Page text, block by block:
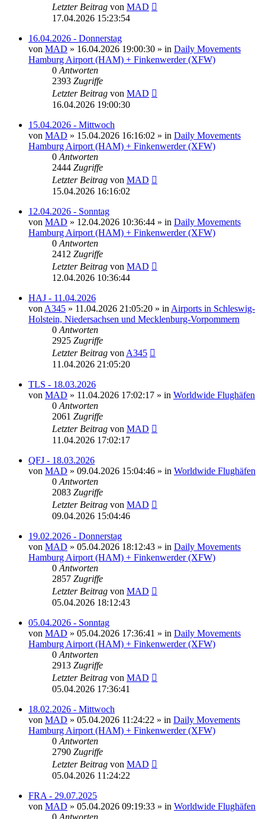
Letzter Beitrag von MAD
17.04.2026 15:23:54
16.04.2026 - Donnerstag
von MAD » 16.04.2026 19:00:30 » in Daily Movements
Hamburg Airport (HAM) + Finkenwerder (XFW)
0 Antworten
2393 Zugriffe
Letzter Beitrag von MAD
16.04.2026 19:00:30
15.04.2026 - Mittwoch
von MAD » 15.04.2026 16:16:02 » in Daily Movements
Hamburg Airport (HAM) + Finkenwerder (XFW)
0 Antworten
2444 Zugriffe
Letzter Beitrag von MAD
15.04.2026 16:16:02
12.04.2026 - Sonntag
von MAD » 12.04.2026 10:36:44 » in Daily Movements
Hamburg Airport (HAM) + Finkenwerder (XFW)
0 Antworten
2412 Zugriffe
Letzter Beitrag von MAD
12.04.2026 10:36:44
HAJ - 11.04.2026
von A345 » 11.04.2026 21:05:20 » in Airports in Schleswig-
Holstein, Niedersachsen und Mecklenburg-Vorpommern
0 Antworten
2925 Zugriffe
Letzter Beitrag von A345
11.04.2026 21:05:20
TLS - 18.03.2026
von MAD » 11.04.2026 17:02:17 » in Worldwide Flughäfen
0 Antworten
2061 Zugriffe
Letzter Beitrag von MAD
11.04.2026 17:02:17
QFJ - 18.03.2026
von MAD » 09.04.2026 15:04:46 » in Worldwide Flughäfen
0 Antworten
2083 Zugriffe
Letzter Beitrag von MAD
09.04.2026 15:04:46
19.02.2026 - Donnerstag
von MAD » 05.04.2026 18:12:43 » in Daily Movements
Hamburg Airport (HAM) + Finkenwerder (XFW)
0 Antworten
2857 Zugriffe
Letzter Beitrag von MAD
05.04.2026 18:12:43
05.04.2026 - Sonntag
von MAD » 05.04.2026 17:36:41 » in Daily Movements
Hamburg Airport (HAM) + Finkenwerder (XFW)
0 Antworten
2913 Zugriffe
Letzter Beitrag von MAD
05.04.2026 17:36:41
18.02.2026 - Mittwoch
von MAD » 05.04.2026 11:24:22 » in Daily Movements
Hamburg Airport (HAM) + Finkenwerder (XFW)
0 Antworten
2790 Zugriffe
Letzter Beitrag von MAD
05.04.2026 11:24:22
FRA - 29.07.2025
von MAD » 05.04.2026 09:19:33 » in Worldwide Flughäfen
0 Antworten